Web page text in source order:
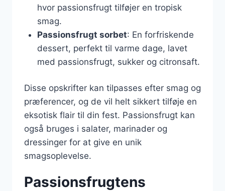
hvor passionsfrugt tilføjer en tropisk
smag.
Passionsfrugt sorbet: En forfriskende
dessert, perfekt til varme dage, lavet
med passionsfrugt, sukker og citronsaft.
Disse opskrifter kan tilpasses efter smag og
præferencer, og de vil helt sikkert tilføje en
eksotisk flair til din fest. Passionsfrugt kan
også bruges i salater, marinader og
dressinger for at give en unik
smagsoplevelse.
Passionsfrugtens